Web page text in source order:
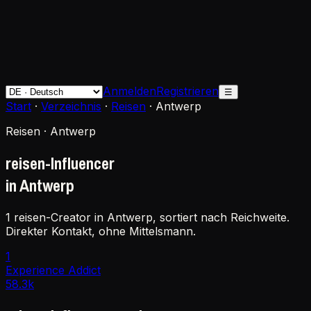
AnmeldenRegistrieren ☰
Start · Verzeichnis · Reisen · Antwerp
Reisen · Antwerp
reisen-Influencer
in Antwerp
1 reisen-Creator in Antwerp, sortiert nach Reichweite.
Direkter Kontakt, ohne Mittelsmann.
1
Experience Addict
58.3k